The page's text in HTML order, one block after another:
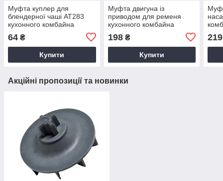
Муфта куплер для
блендерної чаші AT283
кухонного комбайна
64 ₴
Купити
Муфта двигуна із
приводом для ременя
кухонного комбайна
198₴
Купити
219
Акційні пропозиції та новинки